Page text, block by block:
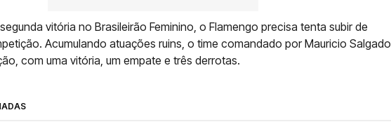
vitória no Brasileirão Feminino, o Flamengo precisa tenta subir de
Acumulando atuações ruins, o time comandado por Mauricio Salgado
com uma vitória, um empate e três derrotas.